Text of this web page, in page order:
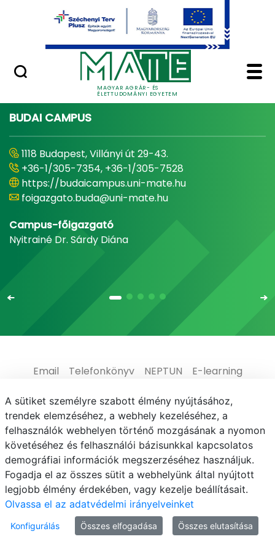
Ugrás a fő tartalomhoz
MAGYAR AGRÁR- ÉS
ÉLETTUDOMÁNYI EGYETEM
Minőségügy
Home - Magyar
BUDAI CAMPUS
1118 Budapest, Villányi út 29-43.
+36-1/305-7354, +36-1/305-7528
https://budaicampus.uni-mate.hu
foigazgato.buda@uni-mate.hu
Campus-főigazgató
Nyitrainé Dr. Sárdy Diána
Email Telefonkönyv NEPTUN
E-learning
Médiaközpont
Informatikai Igazgatóság
Adatvédelem
© MATE 2021
A sütiket személyre szabott élmény nyújtásához,
trendek elemzéséhez, a webhely kezeléséhez, a
felhasználók webhelyen történő mozgásának a nyomon
követéséhez és felhasználói bázisunkkal kapcsolatos
demográfiai információk megszerzéséhez használjuk.
Fogadja el az összes sütit a webhelyünk által nyújtott
legjobb élmény érdekében, vagy kezelje beállításait.
Olvassa el az adatvédelmi irányelveinket
Konfigurálás Összes elfogadása Összes elutasítása